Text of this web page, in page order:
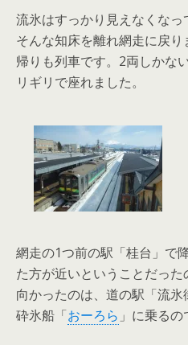
流氷はすっかり見えなくなっ
そんな知床を離れ網走に戻り
帰りも列車です。2両しかな
リギリで座れました。
網走の1つ前の駅「桂台」で
た方が近いということだった
向かったのは、道の駅「流
砕氷船「おーろら 」に乗るの